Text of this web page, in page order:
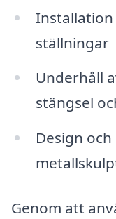
Installation
ställningar
Underhåll
stängsel
Design
Genom att